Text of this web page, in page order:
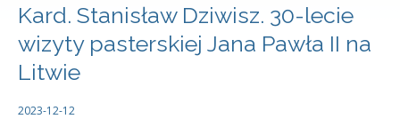
Kard. Stanisław Dziwisz. 30-lecie
wizyty pasterskiej Jana Pawła II na
Litwie
2023-12-12